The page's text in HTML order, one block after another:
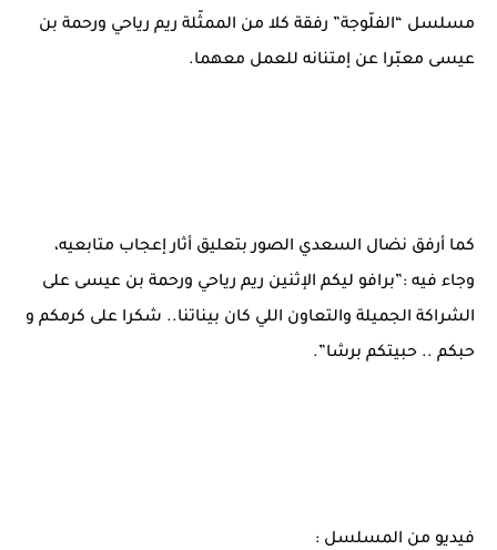
مسلسل “الفلّوجة” رفقة كلا من الممثّلة ريم رياحي ورحمة بن
عيسى معبّرا عن إمتنانه للعمل معهما.
كما أرفق نضال السعدي الصور بتعليق أثار إعجاب متابعيه،
وجاء فيه :”برافو ليكم الإثنين ريم رياحي ورحمة بن عيسى على
الشراكة الجميلة والتعاون اللي كان بيناتنا.. شكرا على كرمكم و
حبكم .. حبيتكم برشا”.
فيديو من المسلسل :